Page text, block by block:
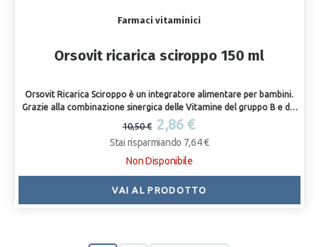
Farmaci vitaminici
Orsovit ricarica sciroppo 150 ml
Orsovit Ricarica Sciroppo è un integratore alimentare per bambini.
Grazie alla combinazione sinergica delle Vitamine del gruppo B e del
Beta-glucano, Orsovit Ricarica favorisce il normale funzionamento
del sistema immunitario.
10,50 € 2,86 €
Stai risparmiando 7,64 €
Non Disponibile
VAI AL PRODOTTO